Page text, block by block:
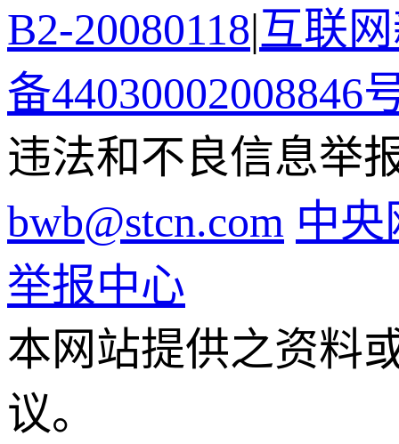
B2-20080118|互联
备44030002008846
违法和不良信息举
bwb@stcn.com 中
举报中心
本网站提供之资料
议。